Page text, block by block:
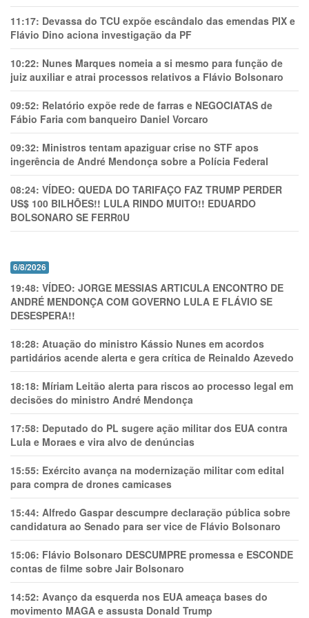
11:17: Devassa do TCU expõe escândalo das emendas PIX e
Flávio Dino aciona investigação da PF
10:22: Nunes Marques nomeia a si mesmo para função de
juiz auxiliar e atrai processos relativos a Flávio Bolsonaro
09:52: Relatório expõe rede de farras e NEGOCIATAS de
Fábio Faria com banqueiro Daniel Vorcaro
09:32: Ministros tentam apaziguar crise no STF apos
ingerência de André Mendonça sobre a Polícia Federal
08:24: VÍDEO: QUEDA DO TARIFAÇO FAZ TRUMP PERDER
US$ 100 BILHÕES!! LULA RINDO MUITO!! EDUARDO
BOLSONARO SE FERR0U
6/8/2026
19:48: VÍDEO: JORGE MESSIAS ARTICULA ENCONTRO DE
ANDRÉ MENDONÇA COM GOVERNO LULA E FLÁVIO SE
DESESPERA!!
18:28: Atuação do ministro Kássio Nunes em acordos
partidários acende alerta e gera crítica de Reinaldo Azevedo
18:18: Míriam Leitão alerta para riscos ao processo legal em
decisões do ministro André Mendonça
17:58: Deputado do PL sugere ação militar dos EUA contra
Lula e Moraes e vira alvo de denúncias
15:55: Exército avança na modernização militar com edital
para compra de drones camicases
15:44: Alfredo Gaspar descumpre declaração pública sobre
candidatura ao Senado para ser vice de Flávio Bolsonaro
15:06: Flávio Bolsonaro DESCUMPRE promessa e ESCONDE
contas de filme sobre Jair Bolsonaro
14:52: Avanço da esquerda nos EUA ameaça bases do
movimento MAGA e assusta Donald Trump